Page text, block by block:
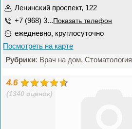
Ленинский проспект, 122
+7 (968) 3... Показать телефон
ежедневно, круглосуточно
Посмотреть на карте
Рубрики: Врач на дом, Стоматология
4.6
(1340 оценок)